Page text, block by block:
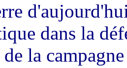
dans la
la